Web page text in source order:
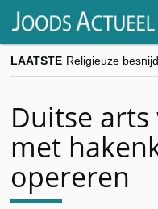
LAATSTE
Duitse
met
opereren